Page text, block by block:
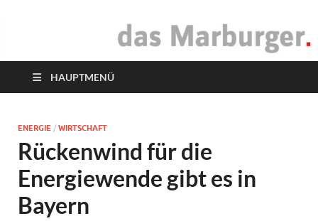
das Marburger.
HAUPTMENÜ
ENERGIE / WIRTSCHAFT
Rückenwind für die
Energiewende gibt es in
Bayern